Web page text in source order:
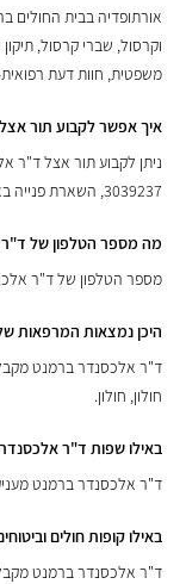
אורתופדיה בבית החולים
וקרסול, שברי קרסול,
משפטית, חוות דעת
איך אפשר לקבוע תור
3039237, השארת פנייה באתר אינפומד.
מה מספר הטלפון של
מספר הטלפון של ד"ר אלכסנדר
היכן נמצאות המרפאות
חולון, חולון.
באילו שפות ד"ר
ד"ר אלכסנדר ברמנט
באילו קופות חולים
ד"ר אלכסנדר ברמנט